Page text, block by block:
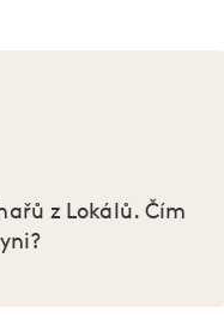
z Lokálů. Čím